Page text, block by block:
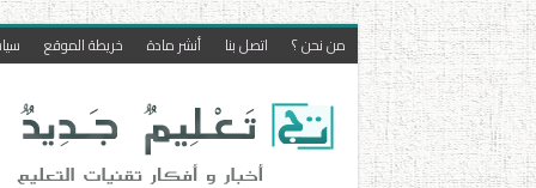
من نحن ؟ اتصل بنا أنشر مادة خريطة الموقع